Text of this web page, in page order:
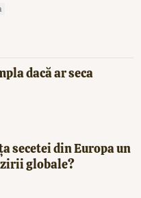
dacă ar seca
secetei din Europa un
globale?